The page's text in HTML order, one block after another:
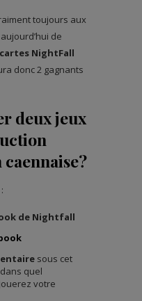
toujours aux
de
NightFall
donc 2 gagnants
deux jeux
de Nightfall
sous cet
quel
votre